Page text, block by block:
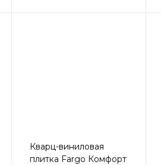
Кварц-виниловая
плитка Fargo Комфорт